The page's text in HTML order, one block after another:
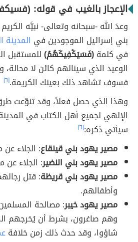
الإعجاز بالغيب في قوله:
وعدَ الله -سبحانه وتعالى- نبيَّه
بني إسرائيل الموجودين في المدينة
في كلمة(فَسَيَكْفِيكَهُمُ)للمستقبل
الوعيد الذي سينالهم كائن لا محالة،
فسوف تشاهد ذلك بعينك الكريمة.[٦]
وهذا الذي حصل فعلاً، وقد تنوّعت
الإلهي لجميع أهل الكتاب في
سيأتي ذكره:[٦]
مصير يهود بني قينقاع: الجلاء
مصير يهود بني النضير: الجلاء
مصير يهود بني قريظة: قتل
وأطفالهم.
مصير يهود خيبر: مصالحة
وهم صاغرون، بشرط أن يُخرجهم
شاؤوا، وقد حدث ذلك زمن خلافة